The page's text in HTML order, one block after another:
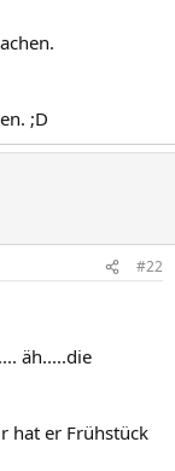
;D
#22
äh.....die
hat er Frühstück